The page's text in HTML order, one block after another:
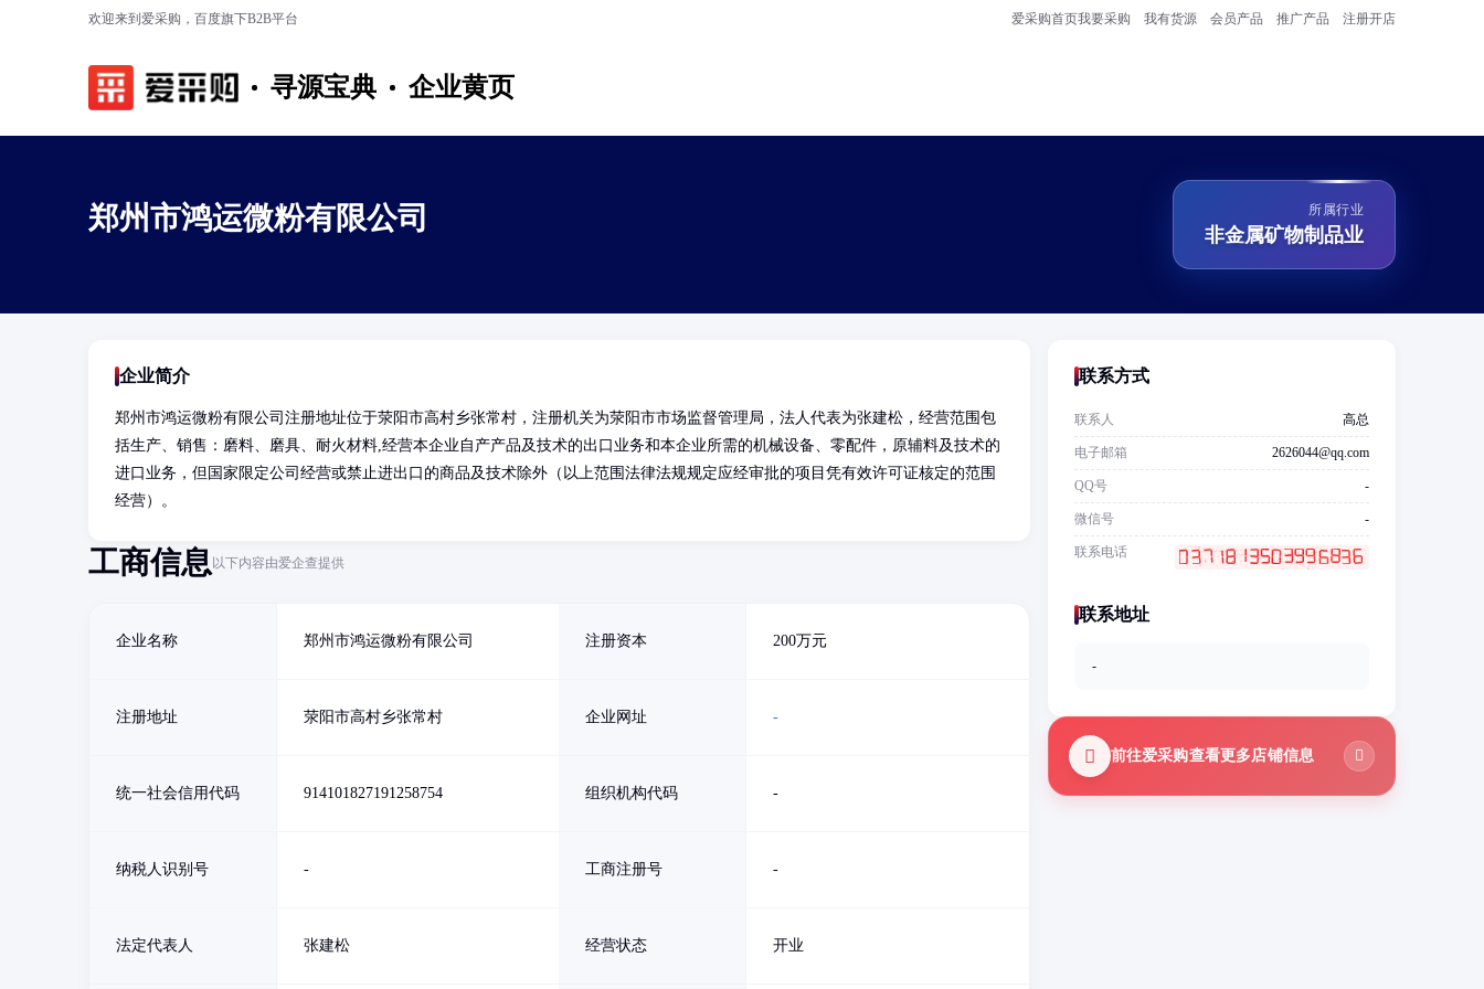
欢迎来到爱采购，百度旗下B2B平台 爱采购首页我要采购 我有货源 会员产品 推广产品 注册开店
寻源宝典 企业黄页
郑州市鸿运微粉有限公司 所属行业
非金属矿物制品业
企业简介
郑州市鸿运微粉有限公司注册地址位于荥阳市高村乡张常村，注册机关为荥阳市市场监督管理局，法人代表为张建松，经营范围包
括生产、销售：磨料、磨具、耐火材料,经营本企业自产产品及技术的出口业务和本企业所需的机械设备、零配件，原辅料及技术的
进口业务，但国家限定公司经营或禁止进出口的商品及技术除外（以上范围法律法规规定应经审批的项目凭有效许可证核定的范围
经营）。
工商信息以下内容由爱企查提供
企业名称 郑州市鸿运微粉有限公司 注册资本 200万元
注册地址 荥阳市高村乡张常村 企业网址 -
统一社会信用代码 914101827191258754 组织机构代码 -
纳税人识别号 - 工商注册号 -
法定代表人 张建松 经营状态 开业
联系方式
联系人 高总
电子邮箱 2626044@qq.com
QQ号 -
微信号 -
联系电话
联系地址
-
前往爱采购查看更多店铺信息